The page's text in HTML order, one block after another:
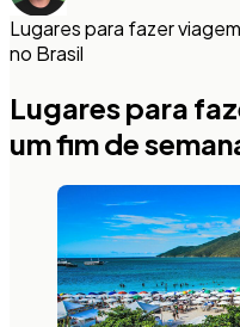
Lugares para fazer
no Brasil
Lugares para
um fim de